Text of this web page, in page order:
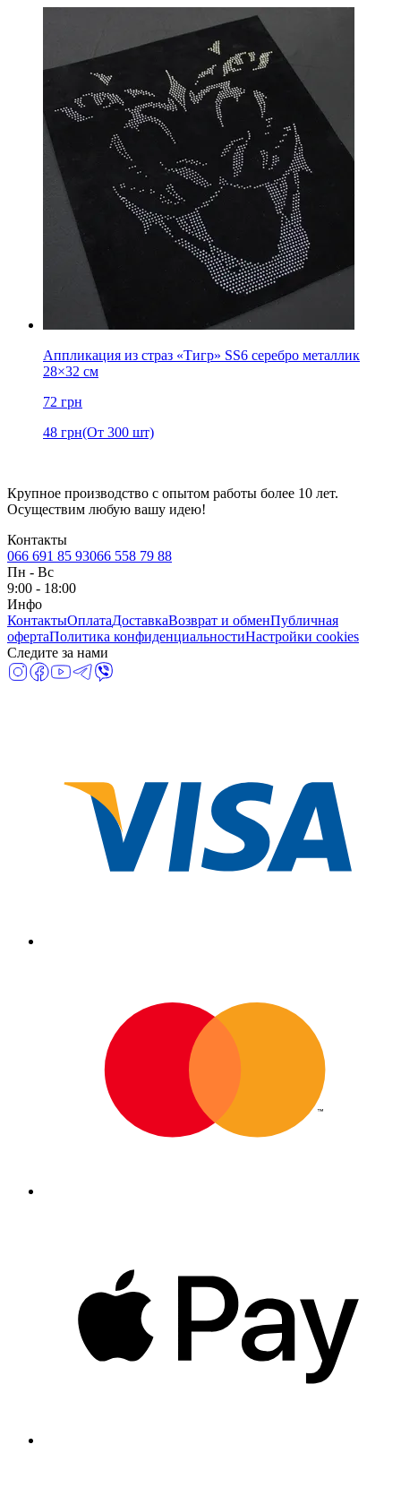
Аппликация из страз «Тигр» SS6 серебро металлик
28×32 см
72 грн
48 грн(От 300 шт)
Крупное производство с опытом работы более 10 лет.
Осуществим любую вашу идею!
Контакты
066 691 85 93066 558 79 88
Пн - Вс
9:00 - 18:00
Инфо
КонтактыОплатаДоставкаВозврат и обменПубличная
офертаПолитика конфиденциальностиНастройки cookies
Следите за нами